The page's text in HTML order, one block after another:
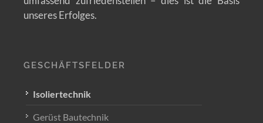
unseres Erfolges.
GESCHÄFTSFELDER
Isoliertechnik
Gerüst Bautechnik